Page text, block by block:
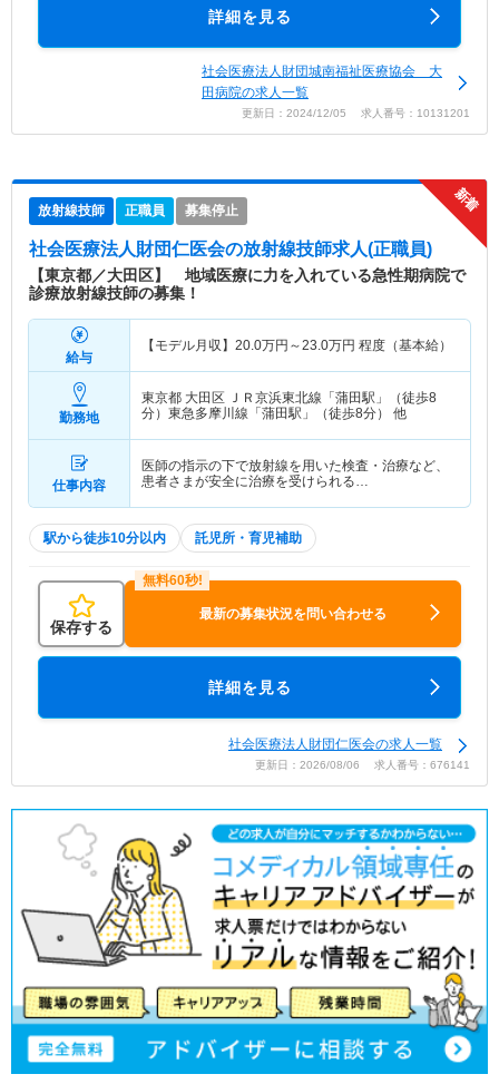
詳細を見る
社会医療法人財団城南福祉医療協会 大
田病院の求人一覧
更新日：2024/12/05 求人番号：10131201
放射線技師 正職員 募集停止
社会医療法人財団仁医会の放射線技師求人(正職員)
【東京都／大田区】 地域医療に力を入れている急性期病院で
診療放射線技師の募集！
給与
【モデル月収】 20.0万円～23.0万円 程度（基本給）
勤務地
東京都 大田区 ＪＲ京浜東北線「蒲田駅」（徒歩8
分）東急多摩川線「蒲田駅」（徒歩8分） 他
仕事内容
医師の指示の下で放射線を用いた検査・治療など、
患者さまが安全に治療を受けられる…
駅から徒歩10分以内 託児所・育児補助
保存する
最新の募集状況を問い合わせる
詳細を見る
社会医療法人財団仁医会の求人一覧
更新日：2026/08/06 求人番号：676141